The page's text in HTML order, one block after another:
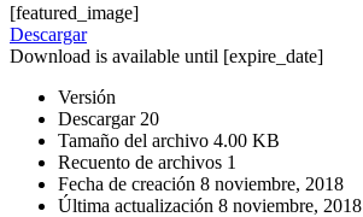
[featured_image]
Descargar
Download is available until [expire_date]
Versión
Descargar 20
Tamaño del archivo 4.00 KB
Recuento de archivos 1
Fecha de creación 8 noviembre, 2018
Última actualización 8 noviembre, 2018